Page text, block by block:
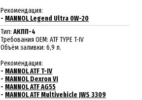
Рекомендация:
- MANNOL Legend Ultra 0W-20
Тип: АКПП-4
Требования OEM: ATF TYPE T-IV
Объём заливки: 6,9 л.
Рекомендация:
- MANNOL ATF T-IV
- MANNOL Dexron VI
- MANNOL ATF AG55
- MANNOL ATF Multivehicle JWS 3309